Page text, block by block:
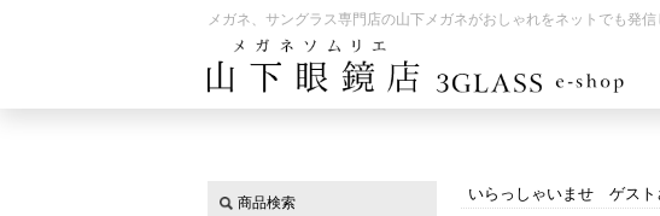
メガネ、サングラス専門店の山下メガネがおしゃれをネットでも発信
商品検索
いらっしゃいませ ゲスト